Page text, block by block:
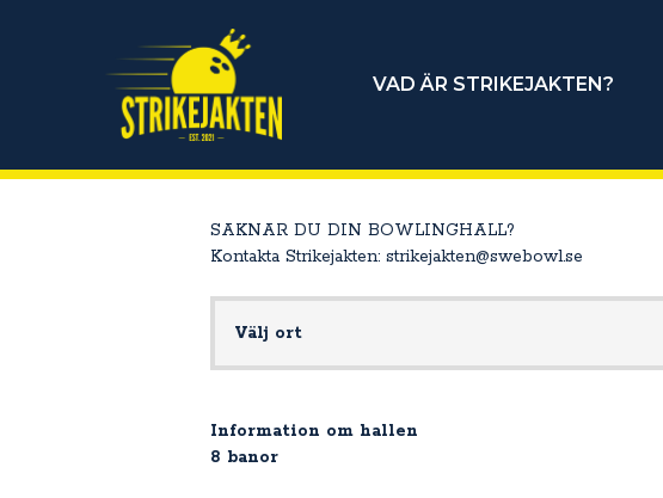
VAD ÄR STRIKEJAKTEN?
SAKNAR DU DIN BOWLINGHALL?
Kontakta Strikejakten: strikejakten@swebowl.se
Välj ort
Information om hallen
8 banor